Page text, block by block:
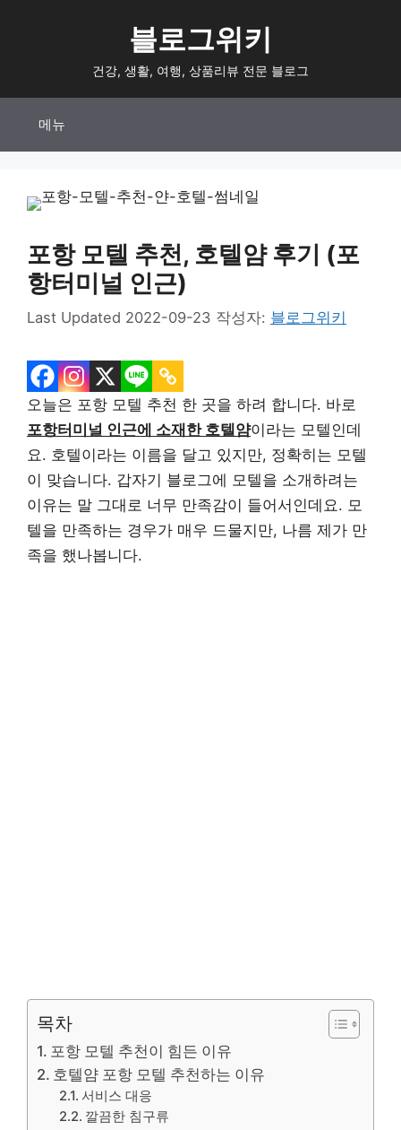
블로그위키
건강, 생활, 여행, 상품리뷰 전문 블로그
메뉴
포항 모텔 추천, 호텔얌 후기 (포
항터미널 인근)
2022-09-23 작성자: 블로그위키
오늘은 포항 모텔 추천 한 곳을 하려 합니다. 바로
포항터미널 인근에 소재한 호텔얌이라는 모텔인데
요. 호텔이라는 이름을 달고 있지만, 정확히는 모텔
이 맞습니다. 갑자기 블로그에 모텔을 소개하려는
이유는 말 그대로 너무 만족감이 들어서인데요. 모
텔을 만족하는 경우가 매우 드물지만, 나름 제가 만
족을 했나봅니다.
목차
포항 모텔 추천이 힘든 이유
호텔얌 포항 모텔 추천하는 이유
서비스 대응
깔끔한 침구류